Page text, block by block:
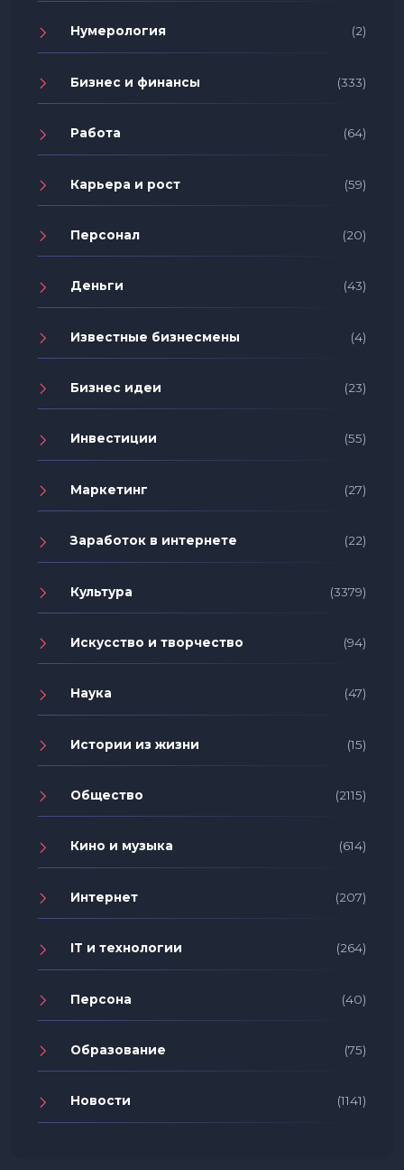
Нумерология (2)
Бизнес и финансы (333)
Работа (64)
Карьера и рост (59)
Персонал (20)
Деньги (43)
Известные бизнесмены (4)
Бизнес идеи (23)
Инвестиции (55)
Маркетинг (27)
Заработок в интернете (22)
Культура (3379)
Искусство и творчество (94)
Наука (47)
Истории из жизни (15)
Общество (2115)
Кино и музыка (614)
Интернет (207)
IT и технологии (264)
Персона (40)
Образование (75)
Новости (1141)